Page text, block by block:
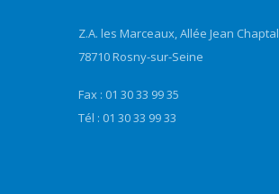
Z.A. les Marceaux, Allée Jean Chaptal
78710 Rosny-sur-Seine
Fax : 01 30 33 99 35
Tél : 01 30 33 99 33